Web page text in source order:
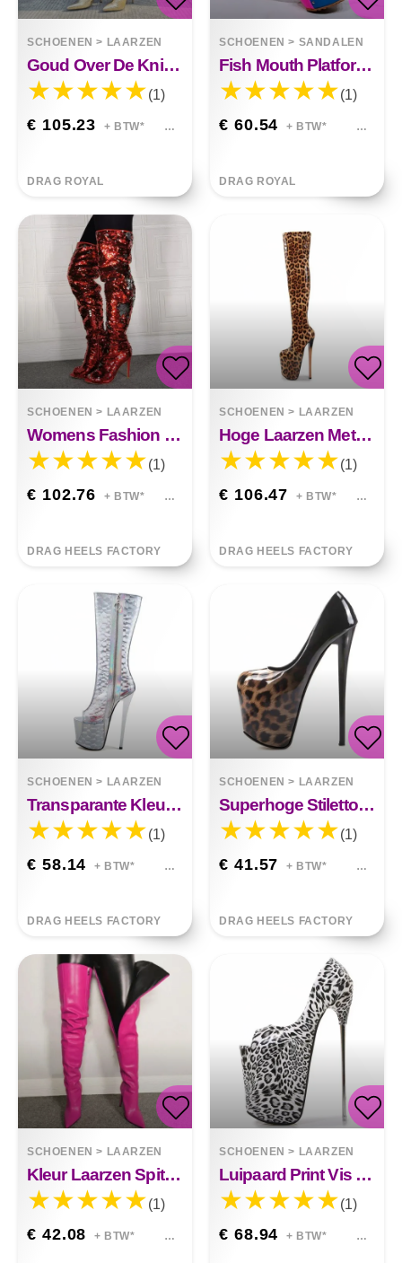
SCHOENEN > LAARZEN
Goud Over De Knie Terug Rits Hoge Hakken
(1)
€ 105.23 + BTW*
DRAG ROYAL
SCHOENEN > SANDALEN
Fish Mouth Platform Grote Maat Nachtclub Hoge Hakken
(1)
€ 60.54 + BTW*
DRAG ROYAL
SCHOENEN > LAARZEN
Womens Fashion Fish Mouth Sequin Hoge Hak Overknee Laarzen
(1)
€ 102.76 + BTW*
DRAG HEELS FACTORY
SCHOENEN > LAARZEN
Hoge Laarzen Met Stretch En Luipaardprint
(1)
€ 106.47 + BTW*
DRAG HEELS FACTORY
SCHOENEN > LAARZEN
Transparante Kleurrijke Vissenmond Sexy Hoge Laarzen
(1)
€ 58.14 + BTW*
DRAG HEELS FACTORY
SCHOENEN > LAARZEN
Superhoge Stiletto Hakken Met Luipaardprint En Hoge Hakken
(1)
€ 41.57 + BTW*
DRAG HEELS FACTORY
SCHOENEN > LAARZEN
Kleur Laarzen Spitse Zijrits Hoge Hak Stiletto Grote Maat Over De Knie
(1)
€ 42.08 + BTW*
SCHOENEN > LAARZEN
Luipaard Print Vis Mond Hoge Hakken Ijzer Stiletto Groot Maat
(1)
€ 68.94 + BTW*